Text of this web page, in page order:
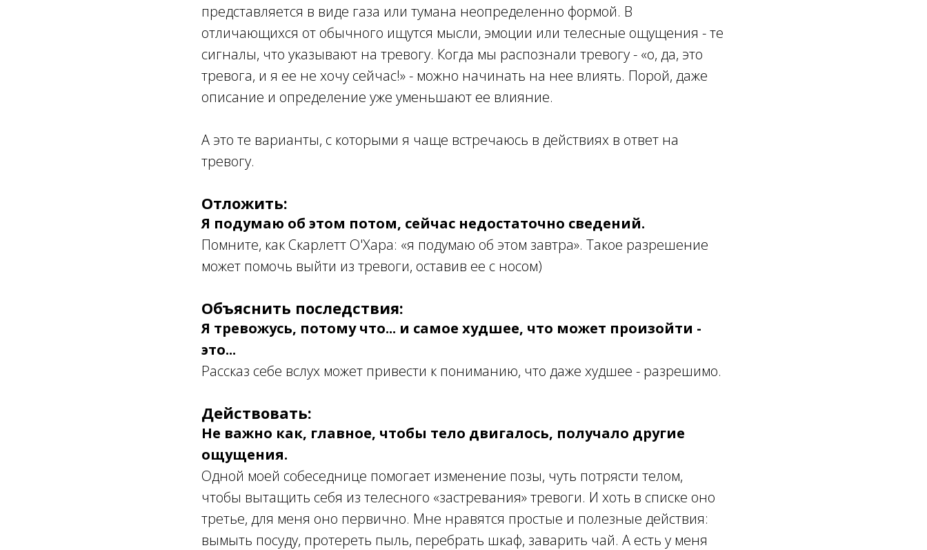
представляется в виде газа или тумана неопределенно формой. В
отличающихся от обычного ищутся мысли, эмоции или телесные ощущения - те
сигналы, что указывают на тревогу. Когда мы распознали тревогу - «о, да, это
тревога, и я ее не хочу сейчас!» - можно начинать на нее влиять. Порой, даже
описание и определение уже уменьшают ее влияние.
А это те варианты, с которыми я чаще встречаюсь в действиях в ответ на
тревогу.
Отложить:
Я подумаю об этом потом, сейчас недостаточно сведений.
Помните, как Скарлетт О'Хара: «я подумаю об этом завтра». Такое разрешение
может помочь выйти из тревоги, оставив ее с носом)
Объяснить последствия:
Я тревожусь, потому что... и самое худшее, что может произойти -
это...
Рассказ себе вслух может привести к пониманию, что даже худшее - разрешимо.
Действовать:
Не важно как, главное, чтобы тело двигалось, получало другие
ощущения.
Одной моей собеседнице помогает изменение позы, чуть потрясти телом,
чтобы вытащить себя из телесного «застревания» тревоги. И хоть в списке оно
третье, для меня оно первично. Мне нравятся простые и полезные действия:
вымыть посуду, протереть пыль, перебрать шкаф, заварить чай. А есть у меня